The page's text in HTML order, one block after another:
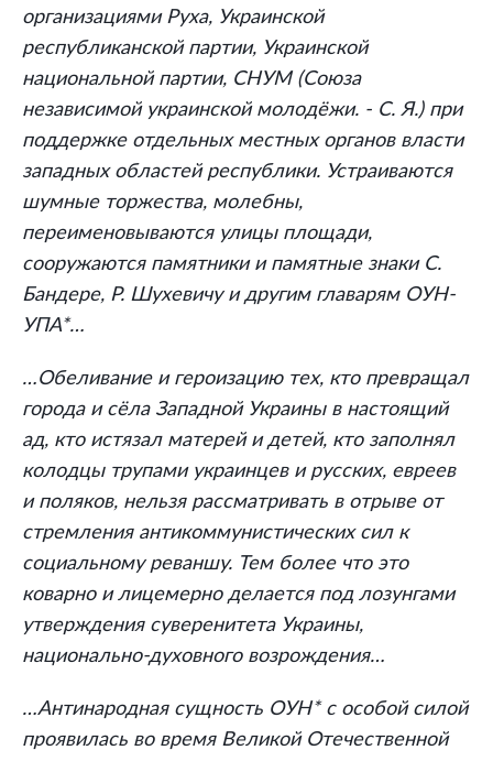
организациями Руха, Украинской
республиканской партии, Украинской
национальной партии, СНУМ (Союза
независимой украинской молодёжи. - С. Я.) при
поддержке отдельных местных органов власти
западных областей республики. Устраиваются
шумные торжества, молебны,
переименовываются улицы площади,
сооружаются памятники и памятные знаки С.
Бандере, Р. Шухевичу и другим главарям ОУН-
УПА*…
…Обеливание и героизацию тех, кто превращал
города и сёла Западной Украины в настоящий
ад, кто истязал матерей и детей, кто заполнял
колодцы трупами украинцев и русских, евреев
и поляков, нельзя рассматривать в отрыве от
стремления антикоммунистических сил к
социальному реваншу. Тем более что это
коварно и лицемерно делается под лозунгами
утверждения суверенитета Украины,
национально-духовного возрождения…
…Антинародная сущность ОУН* с особой силой
проявилась во время Великой Отечественной